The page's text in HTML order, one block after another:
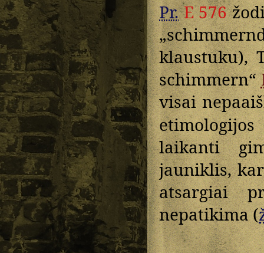
Pr. E 576
klaustuku),
schimmern“
visai
laikanti
jauniklis,
atsargiai
nepatikima (